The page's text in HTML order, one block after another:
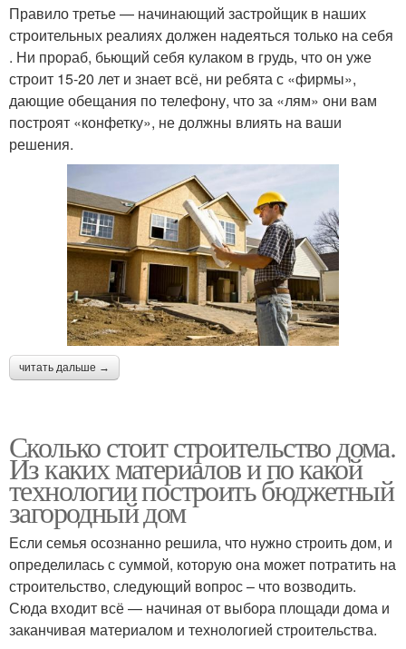
Правило третье — начинающий застройщик в наших
строительных реалиях должен надеяться только на себя
. Ни прораб, бьющий себя кулаком в грудь, что он уже
строит 15-20 лет и знает всё, ни ребята с «фирмы»,
дающие обещания по телефону, что за «лям» они вам
построят «конфетку», не должны влиять на ваши
решения.
читать дальше →
Сколько стоит строительство дома.
Из каких материалов и по какой
технологии построить бюджетный
загородный дом
Если семья осознанно решила, что нужно строить дом, и
определилась с суммой, которую она может потратить на
строительство, следующий вопрос – что возводить.
Сюда входит всё — начиная от выбора площади дома и
заканчивая материалом и технологией строительства.